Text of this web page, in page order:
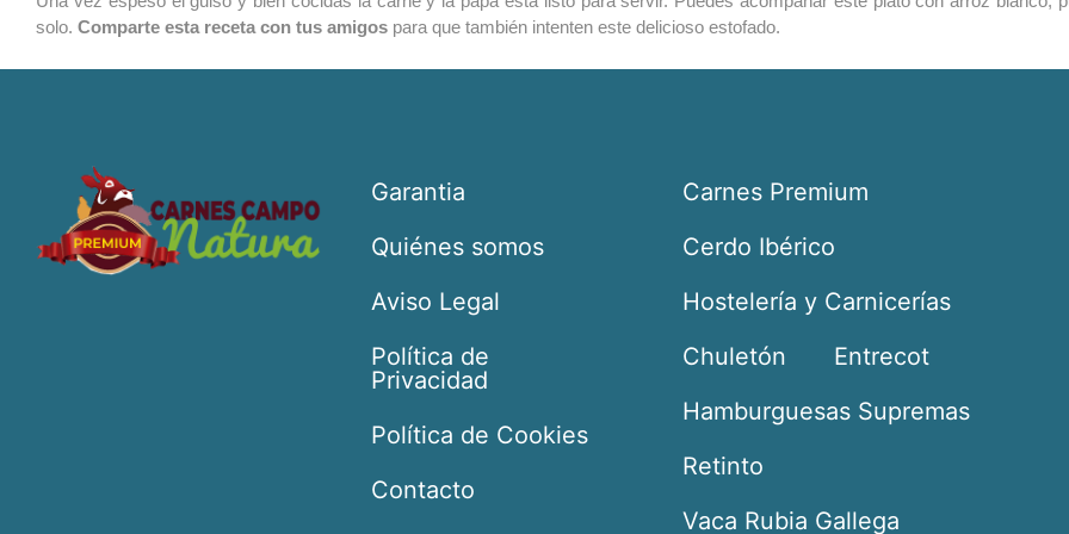
solo. Comparte esta receta con tus amigos para que también intenten este delicioso estofado.
Garantia
Quiénes somos
Aviso Legal
Política de
Privacidad
Política de Cookies
Contacto
Carnes Premium
Cerdo Ibérico
Hostelería y Carnicerías
Chuletón
Entrecot
Hamburguesas Supremas
Retinto
Vaca Rubia Gallega